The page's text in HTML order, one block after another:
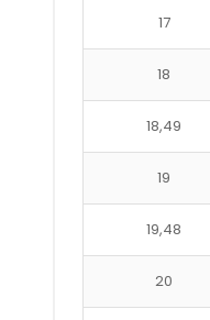
17
18
18,49
19
19,48
20